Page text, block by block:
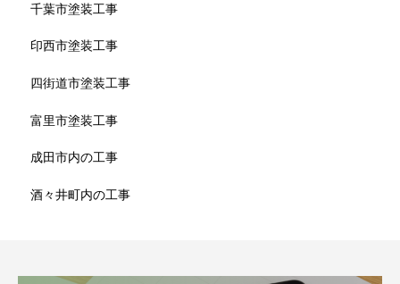
千葉市塗装工事
印西市塗装工事
四街道市塗装工事
富里市塗装工事
成田市内の工事
酒々井町内の工事